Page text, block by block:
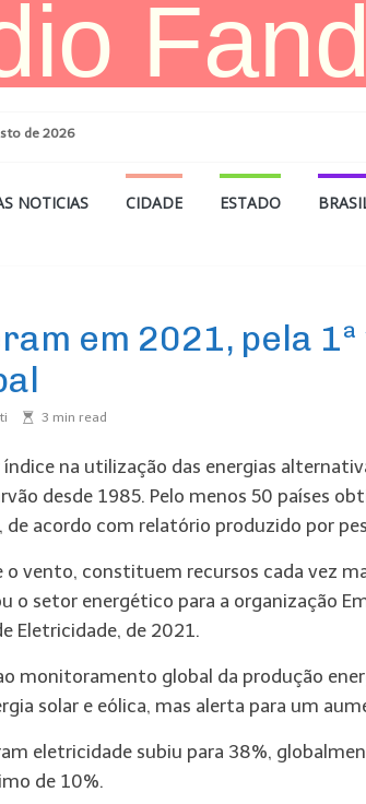
de 2026
NOTICIAS CIDADE ESTADO
em 2021, pela 1ª
3 min read
na utilização das energias
desde 1985. Pelo menos 50 países
acordo com relatório produzido por
o vento, constituem recursos cada vez
o setor energético para a organização
Eletricidade, de 2021.
monitoramento global da produção
solar e eólica, mas alerta para um
eletricidade subiu para 38%,
de 10%.